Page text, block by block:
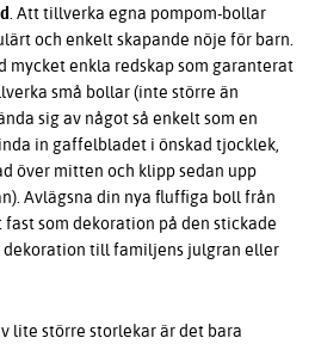
. Att tillverka egna pompom-bollar
och enkelt skapande nöje för barn.
mycket enkla redskap som garanterat
små bollar (inte större än
sig av något så enkelt som en
in gaffelbladet i önskad tjocklek,
över mitten och klipp sedan upp
Avlägsna din nya fluffiga boll från
som dekoration på den stickade
dekoration till familjens julgran eller
lite större storlekar är det bara